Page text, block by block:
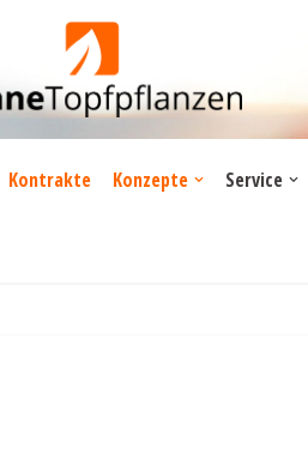
Kontrakte Konzepte Service